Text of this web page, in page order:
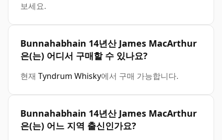
보세요.
Bunnahabhain 14년산 James MacArthur
은(는) 어디서 구매할 수 있나요?
현재 Tyndrum Whisky에서 구매 가능합니다.
Bunnahabhain 14년산 James MacArthur
은(는) 어느 지역 출신인가요?